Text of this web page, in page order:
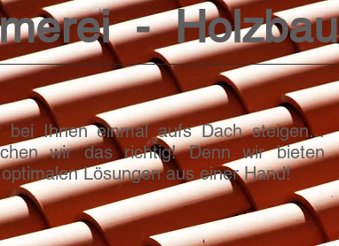
- Holzbau
bei Ihnen einmal aufs Dach steigen...
wir das richtig! Denn wir bieten
Lösungen aus einer Hand!